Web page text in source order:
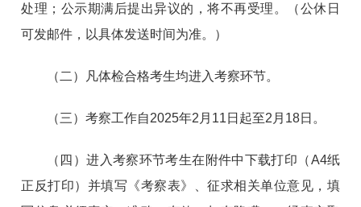
处理；公示期满后提出异议的，将不再受理。（公休日
可发邮件，以具体发送时间为准。）
（二）凡体检合格考生均进入考察环节。
（三）考察工作自2025年2月11日起至2月18日。
（四）进入考察环节考生在附件中下载打印（A4纸
正反打印）并填写《考察表》、征求相关单位意见，填